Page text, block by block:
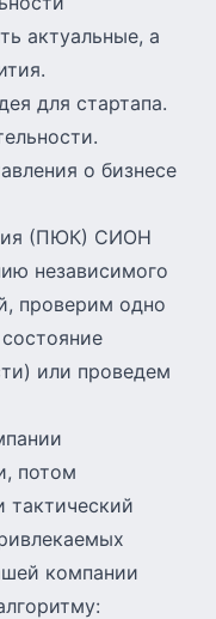
актуальные, а
для стартапа.
о бизнесе
(ПЮК) СИОН
независимого
проверим одно
или проведем
потом
тактический
компании